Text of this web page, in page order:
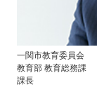
一関市教育委員会
教育部 教育総務課
課長